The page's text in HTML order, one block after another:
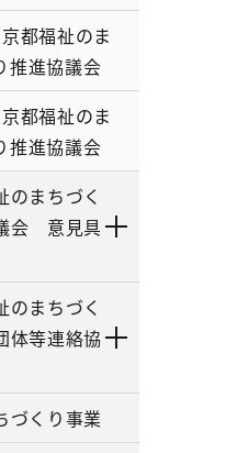
都福祉のま
推進協議会
都福祉のま
推進協議会
のまちづく
会 意見具
のまちづく
体等連絡協
づくり事業